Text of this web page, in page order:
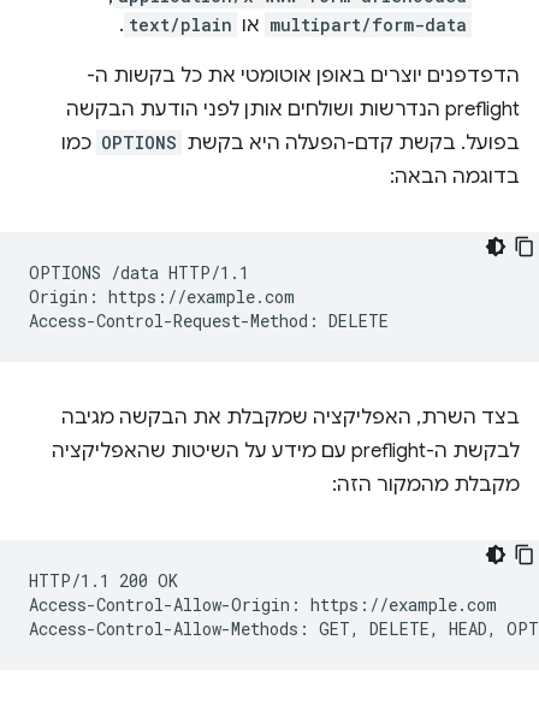
multipart/form-data או text/plain
.
הדפדפנים יוצרים באופן אוטומטי את כל בקשות ה-
preflight הנדרשות ושולחים אותן לפני הודעת הבקשה
בפועל. בקשת קדם-הפעלה היא בקשת OPTIONS כמו
בדוגמה הבאה:
OPTIONS /data HTTP/1.1
Origin: https://example.com
בצד השרת, האפליקציה שמקבלת את הבקשה מגיבה
לבקשת ה-preflight עם מידע על השיטות שהאפליקציה
מקבלת מהמקור הזה:
HTTP/1.1 200 OK
Access-Control-Allow-Origin: https://example.com